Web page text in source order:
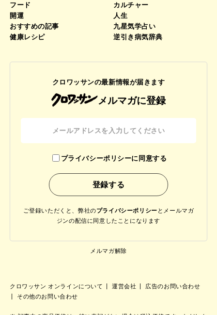
フード
カルチャー
開運
人生
おすすめの記事
九星気学占い
健康レシピ
逆引き病気辞典
クロワッサンの最新情報が届きます
メルマガに登録
プライバシーポリシーに同意する
ご登録いただくと、弊社のプライバシーポリシー と メールマガ
ジンの配信に同意したことになります
メルマガ解除
クロワッサン オンラインについて 運営会社
広告のお問い合わせ
その他のお問い合わせ